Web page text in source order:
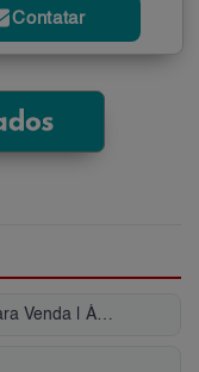
Contatar
Apartamento com ar condicionado para Venda | Água Branca